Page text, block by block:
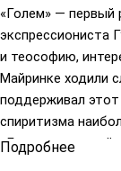
«Голем» — первый
экспрессиониста
и теософию,
Майринке ходили
поддерживал
спиритизма
«Голем», который
Подробнее